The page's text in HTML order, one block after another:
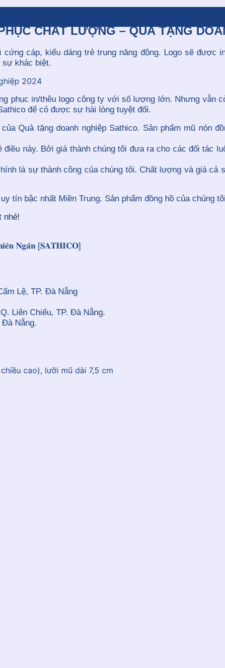
CHẤT LƯỢNG – QUÀ TẶNG
cáp, kiểu dáng trẻ trung năng động. Logo sẽ
sự khác biệt.
phục in/thêu logo công ty với số lượng lớn. Nhưng vẫn
để có được sự hài lòng tuyệt đối.
Quà tặng doanh nghiệp Sathico. Sản phẩm mũ nón
điều này. Bởi giá thành chúng tôi đưa ra cho các đối tác
là sự thành công của chúng tôi. Chất lượng và giá cả
tín bậc nhất Miền Trung. Sản phẩm đồng hồ của chúng
nhé!
𝐍𝐠𝐚̂𝐧 [𝐒𝐀𝐓𝐇𝐈𝐂𝐎]
Lệ, TP. Đà Nẵng
Liên Chiểu, TP. Đà Nẵng.
Đà Nẵng.
cao), lưỡi mũ dài 7,5 cm